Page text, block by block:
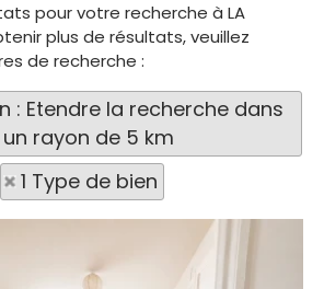
pour votre recherche à LA
plus de résultats, veuillez
de recherche :
: Etendre la recherche dans
un rayon de 5 km
1 Type de bien